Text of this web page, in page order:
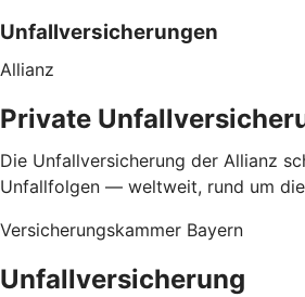
Unfallversicherungen
Allianz
Private
Die Unfallversicherung der Allianz
Unfallfolgen — weltweit, rund um
Versicherungskammer Bayern
Unfallversicherung